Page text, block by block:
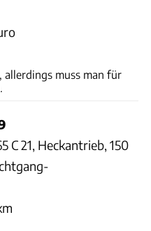
allerdings muss man für
C 21, Heckantrieb, 150